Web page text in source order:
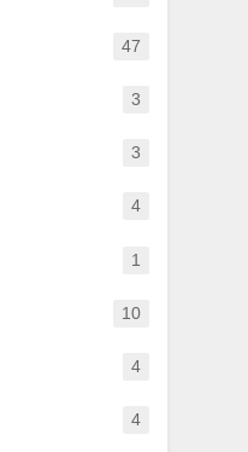
47
3
3
4
1
10
4
4